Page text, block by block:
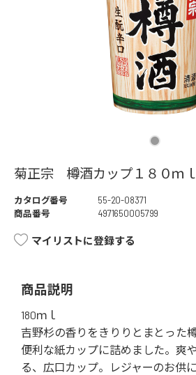
菊正宗 樽酒カップ１８０ｍｌ
カタログ番号
55-20-08371
商品番号
4971650005799
マイリストに登録する
商品説明
180ｍｌ
吉野杉の香りをきりりとまとった
便利な紙カップに詰めました。爽
る、広口カップ。レジャーのお供に